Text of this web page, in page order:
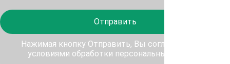
Отправить
Нажимая кнопку Отправить, Вы соглашаетесь с
условиями обработки персональных данных